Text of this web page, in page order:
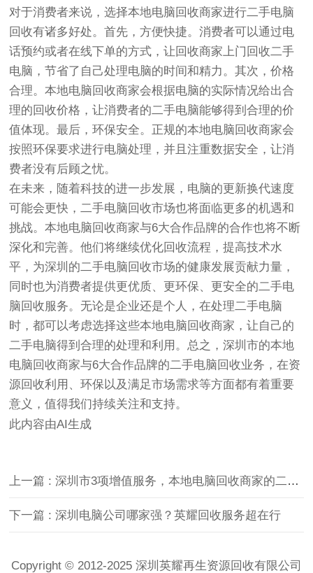
对于消费者来说，选择本地电脑回收商家进行二手电脑
回收有诸多好处。首先，方便快捷。消费者可以通过电
话预约或者在线下单的方式，让回收商家上门回收二手
电脑，节省了自己处理电脑的时间和精力。其次，价格
合理。本地电脑回收商家会根据电脑的实际情况给出合
理的回收价格，让消费者的二手电脑能够得到合理的价
值体现。最后，环保安全。正规的本地电脑回收商家会
按照环保要求进行电脑处理，并且注重数据安全，让消
费者没有后顾之忧。
在未来，随着科技的进一步发展，电脑的更新换代速度
可能会更快，二手电脑回收市场也将面临更多的机遇和
挑战。本地电脑回收商家与6大合作品牌的合作也将不断
深化和完善。他们将继续优化回收流程，提高技术水
平，为深圳的二手电脑回收市场的健康发展贡献力量，
同时也为消费者提供更优质、更环保、更安全的二手电
脑回收服务。无论是企业还是个人，在处理二手电脑
时，都可以考虑选择这些本地电脑回收商家，让自己的
二手电脑得到合理的处理和利用。总之，深圳市的本地
电脑回收商家与6大合作品牌的二手电脑回收业务，在资
源回收利用、环保以及满足市场需求等方面都有着重要
意义，值得我们持续关注和支持。
此内容由AI生成
上一篇 : 深圳市3项增值服务，本地电脑回收商家的二手电脑回收
下一篇 : 深圳电脑公司哪家强？英耀回收服务超在行
Copyright © 2012-2025 深圳英耀再生资源回收有限公司